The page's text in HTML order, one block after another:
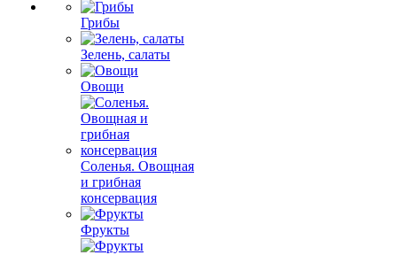
Грибы
Зелень, салаты
Овощи
Соленья. Овощная
и грибная
консервация
Фрукты